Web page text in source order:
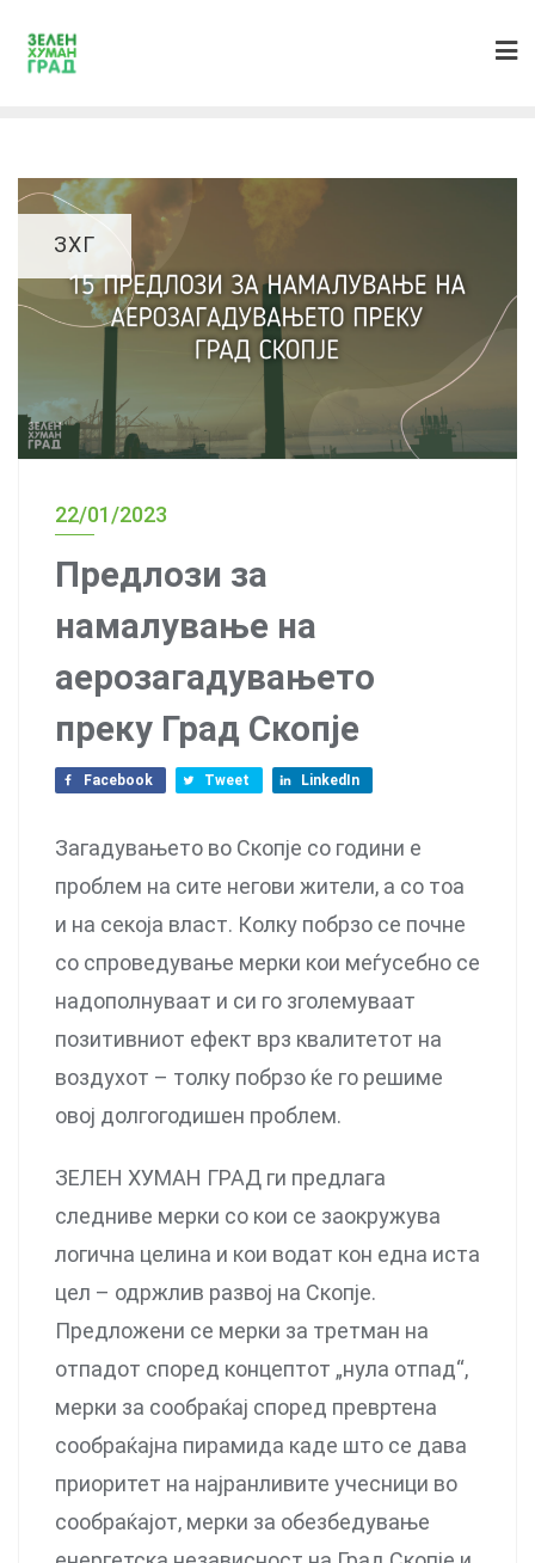
ЗХГ
22/01/2023
Предлози за
намалување на
аерозагадувањето
преку Град Скопје
Facebook Tweet LinkedIn
Загадувањето во Скопје со години е
проблем на сите негови жители, а со тоа
и на секоја власт. Колку побрзо се почне
со спроведување мерки кои меѓусебно се
надополнуваат и си го зголемуваат
позитивниот ефект врз квалитетот на
воздухот – толку побрзо ќе го решиме
овој долгогодишен проблем.
ЗЕЛЕН ХУМАН ГРАД ги предлага
следниве мерки со кои се заокружува
логична целина и кои водат кон една иста
цел – одржлив развој на Скопје.
Предложени се мерки за третман на
отпадот според концептот „нула отпад“,
мерки за сообраќај според превртена
сообраќајна пирамида каде што се дава
приоритет на најранливите учесници во
сообраќајот, мерки за обезбедување